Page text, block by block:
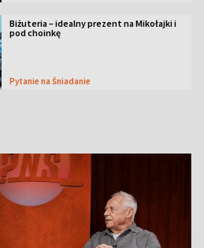
Biżuteria – idealny prezent na Mikołajki i
pod choinkę
Pytanie na Śniadanie